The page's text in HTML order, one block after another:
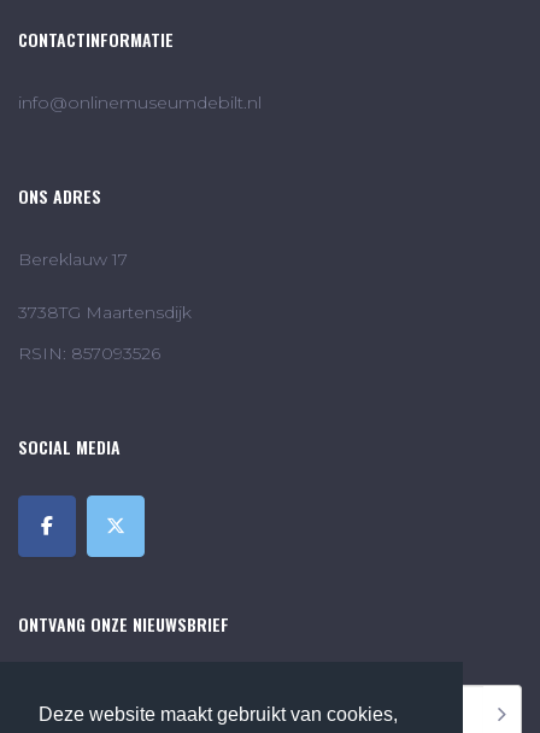
Deze website maakt gebruikt van cookies,
CONTACTINFORMATIE
info@onlinemuseumdebilt.nl
ONS ADRES
Bereklauw 17
3738TG Maartensdijk
RSIN: 857093526
SOCIAL MEDIA
ONTVANG ONZE NIEUWSBRIEF